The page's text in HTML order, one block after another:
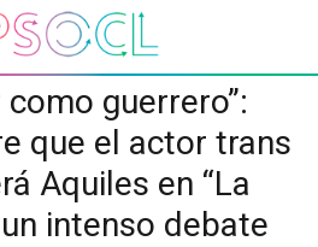
guerrero”:
que el actor trans
Aquiles en “La
intenso debate